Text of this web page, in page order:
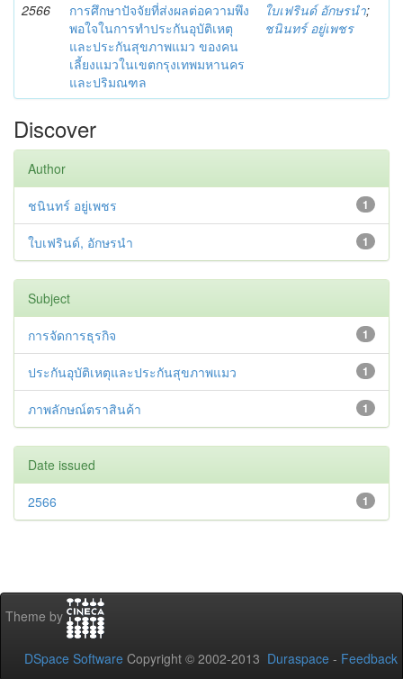
2566
การศึกษาปัจจัยที่ส่งผลต่อความพึง
พอใจในการทำประกันอุบัติเหตุ
และประกันสุขภาพแมว ของคน
เลี้ยงแมวในเขตกรุงเทพมหานคร
และปริมณฑล
ใบเฟรินด์ อักษรนำ;
ชนินทร์ อยู่เพชร
Discover
Author
1
ชนินทร์ อยู่เพชร
1
ใบเฟรินด์, อักษรนำ
Subject
1
การจัดการธุรกิจ
1
ประกันอุบัติเหตุและประกันสุขภาพแมว
1
ภาพลักษณ์ตราสินค้า
Date issued
1
2566
Theme by
DSpace Software Copyright © 2002-2013 Duraspace - Feedback